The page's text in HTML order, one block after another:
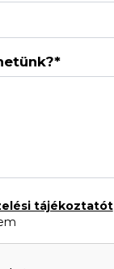
tájékoztatót